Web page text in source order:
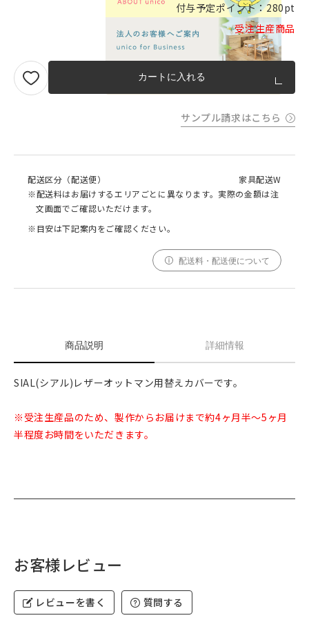
品質への取り組みのご案内
商品説明 詳細情報
SIAL(シアル)レザーオットマン用替えカバーです。
※受注生産品のため、製作からお届けまで約4ヶ月半～5ヶ月
半程度お時間をいただきます。
お客様レビュー
レビューを書く 質問する
付与予定ポイント：280pt
受注生産商品
カートに入れる
サンプル請求はこちら
配送区分（配送便）
家具配送W
※配送料はお届けするエリアごとに異なります。実際の金額は注
文画面でご確認いただけます。
※目安は下記案内をご確認ください。
配送料・配送便について